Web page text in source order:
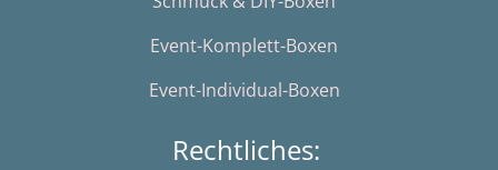
Event-Komplett-Boxen
Event-Individual-Boxen
Rechtliches: